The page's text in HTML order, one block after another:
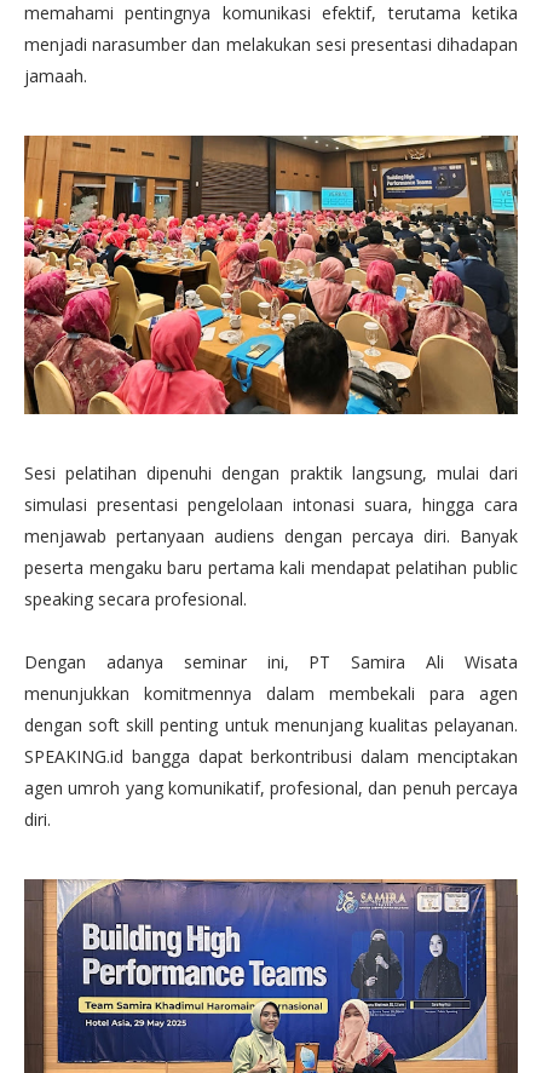
memahami pentingnya komunikasi efektif, terutama ketika
menjadi narasumber dan melakukan sesi presentasi dihadapan
jamaah.
Sesi pelatihan dipenuhi dengan praktik langsung, mulai dari
simulasi presentasi pengelolaan intonasi suara, hingga cara
menjawab pertanyaan audiens dengan percaya diri. Banyak
peserta mengaku baru pertama kali mendapat pelatihan public
speaking secara profesional.
Dengan adanya seminar ini, PT Samira Ali Wisata
menunjukkan komitmennya dalam membekali para agen
dengan soft skill penting untuk menunjang kualitas pelayanan.
SPEAKING.id bangga dapat berkontribusi dalam menciptakan
agen umroh yang komunikatif, profesional, dan penuh percaya
diri.